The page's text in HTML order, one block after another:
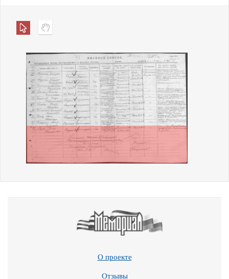
О проекте
Отзывы